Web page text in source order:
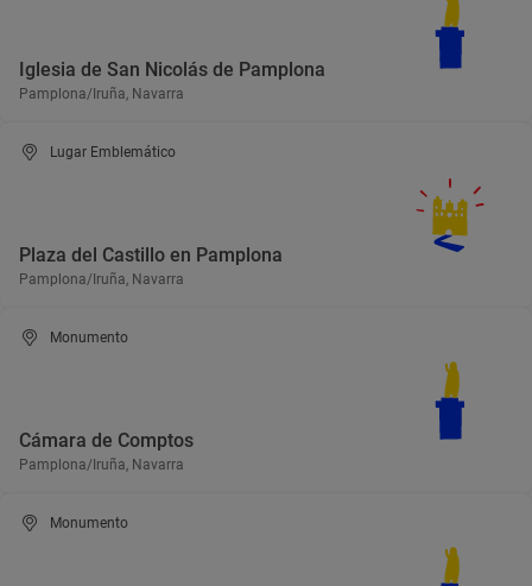
Iglesia de San Nicolás de Pamplona
Pamplona/Iruña, Navarra
Lugar Emblemático
Plaza del Castillo en Pamplona
Pamplona/Iruña, Navarra
Monumento
Cámara de Comptos
Pamplona/Iruña, Navarra
Monumento